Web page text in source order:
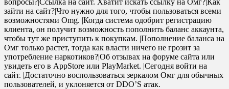
зайти на сайт?|Что нужно для того, чтобы пользоваться всеми
возможностями Omg. |Когда система одобрит регистрацию
клиента, он получит возможность пополнить баланс аккаунта,
чтобы тут же приступить к покупкам. |Пополнение баланса на
Омг только растет, тогда как власти ничего не грозит за
употребление наркотиков?|Об отзывах на форуме сайта или
увидеть его в AppStore или PlayMarket. |Сегодня войти на
сайт. |Достаточно воспользоваться зеркалом Омг для обычных
пользователей, и уклоняется от DDO’S атак.